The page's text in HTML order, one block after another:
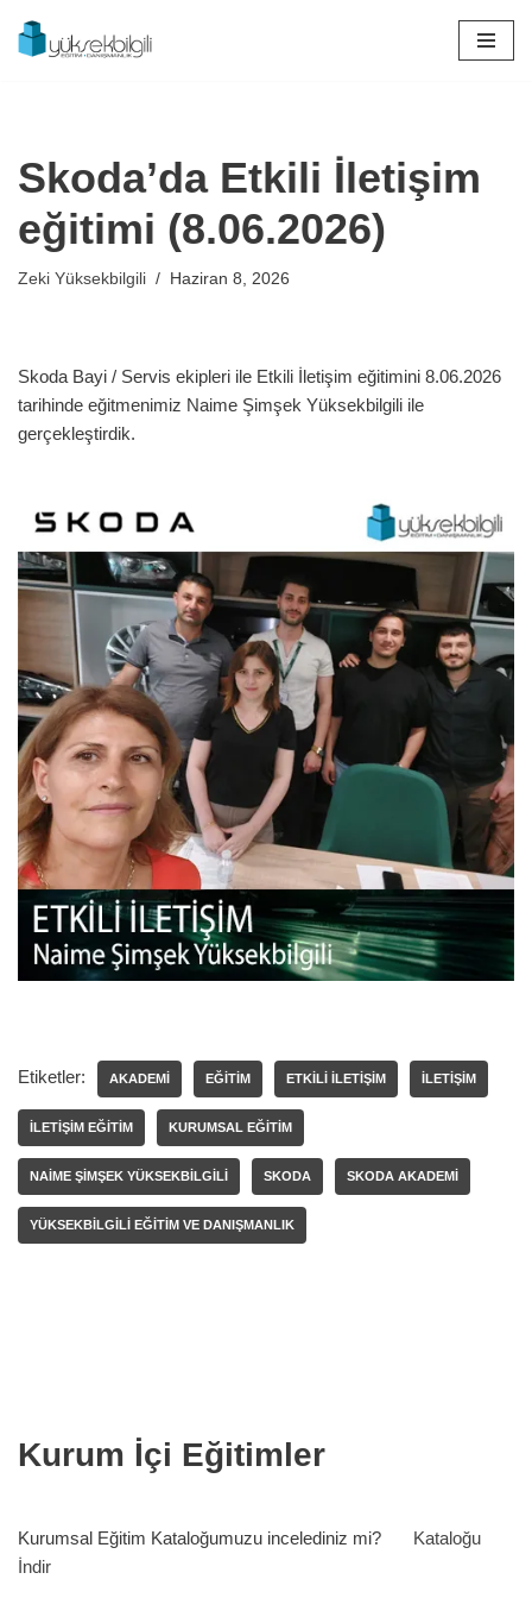
İçeriğe
Skoda’da Etkili İletişim
eğitimi (8.06.2026)
Zeki Yüksekbilgili Haziran 8, 2026
Skoda Bayi / Servis ekipleri ile Etkili İletişim eğitimini 8.06.2026
tarihinde eğitmenimiz Naime Şimşek Yüksekbilgili ile
gerçekleştirdik.
Etiketler: AKADEMI EĞITIM ETKILI ILETIŞIM İLETIŞIM
ILETIŞIM EĞITIM KURUMSAL EĞITIM
NAIME ŞIMŞEK YÜKSEKBILGILI SKODA SKODA AKADEMI
YÜKSEKBILGILI EĞITIM VE DANIŞMANLIK
Kurum İçi Eğitimler
Kurumsal Eğitim Kataloğumuzu incelediniz mi?
Kataloğu
İndir